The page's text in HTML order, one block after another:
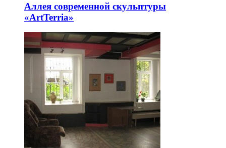
Аллея современной скульптуры
«ArtTerria»